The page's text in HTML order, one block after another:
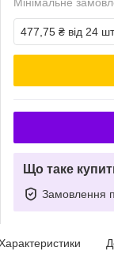
477,75 ₴ від 24
Що таке
Замовлення